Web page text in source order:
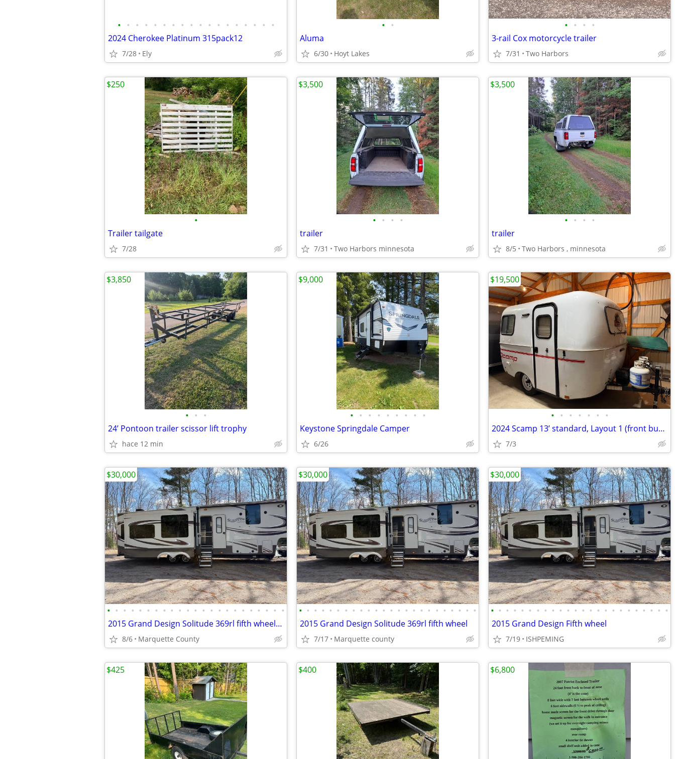
• • • • • • • • • • • • • • • • • •
2024 Cherokee Platinum 315pack12
7/28 Ely
• •
Aluma
6/30 Hoyt Lakes
• • • •
3-rail Cox motorcycle trailer
7/31 Two Harbors
•
Trailer tailgate
7/28
$250
• • • •
trailer
7/31 Two Harbors minnesota
$3,500
• • • •
trailer
8/5 Two Harbors , minnesota
$3,500
• • •
24’ Pontoon trailer scissor lift trophy
hace 12 min
$3,850
• • • • • • • • •
Keystone Springdale Camper
6/26
$9,000
• • • • • • •
2024 Scamp 13’ standard, Layout 1 (front bunks)(Embarrass)
7/3
$19,500
• • • • • • • • • • • • • • • • • • • • • • •
2015 Grand Design Solitude 369rl fifth wheel trailer
8/6 Marquette County
$30,000
• • • • • • • • • • • • • • • • • • • • • • • •
2015 Grand Design Solitude 369rl fifth wheel
7/17 Marquette county
$30,000
• • • • • • • • • • • • • • • • • • • • • • • •
2015 Grand Design Fifth wheel
7/19 ISHPEMING
$30,000
$425 $400 $6,800